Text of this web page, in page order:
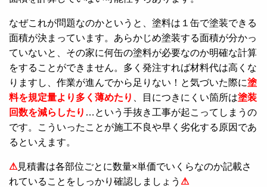
なぜこれが問題なのかというと、塗料は１缶で塗装できる
面積が決まっています。あらかじめ塗装する面積が分かっ
ていないと、その家に何缶の塗料が必要なのか明確な計算
をすることができません。多く発注すれば材料代は高くな
りますし、作業が進んでから足りない！と気づいた際に塗
料を規定量より多く薄めたり
、目につきにくい箇所は塗装
回数を減らしたり …という手抜き工事が起こってしまうの
です。こういったことが施工不良や早く劣化する原因であ
るといえます。
⚠見積書は各部位ごとに数量×単価でいくらなのか記載さ
れていることをしっかり確認しましょう ⚠